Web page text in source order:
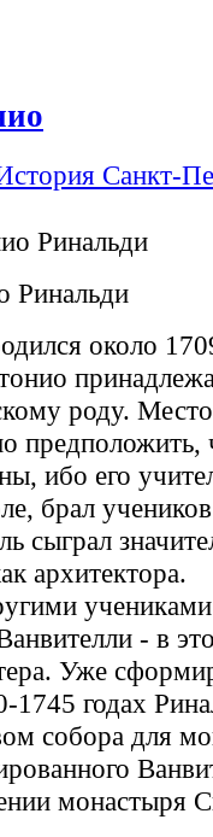
Санкт-
Ринальди
около
роду.
предположить,
ибо его
брал
сыграл
архитектора.
- в
Уже
1745 годах
собора для
монастыря